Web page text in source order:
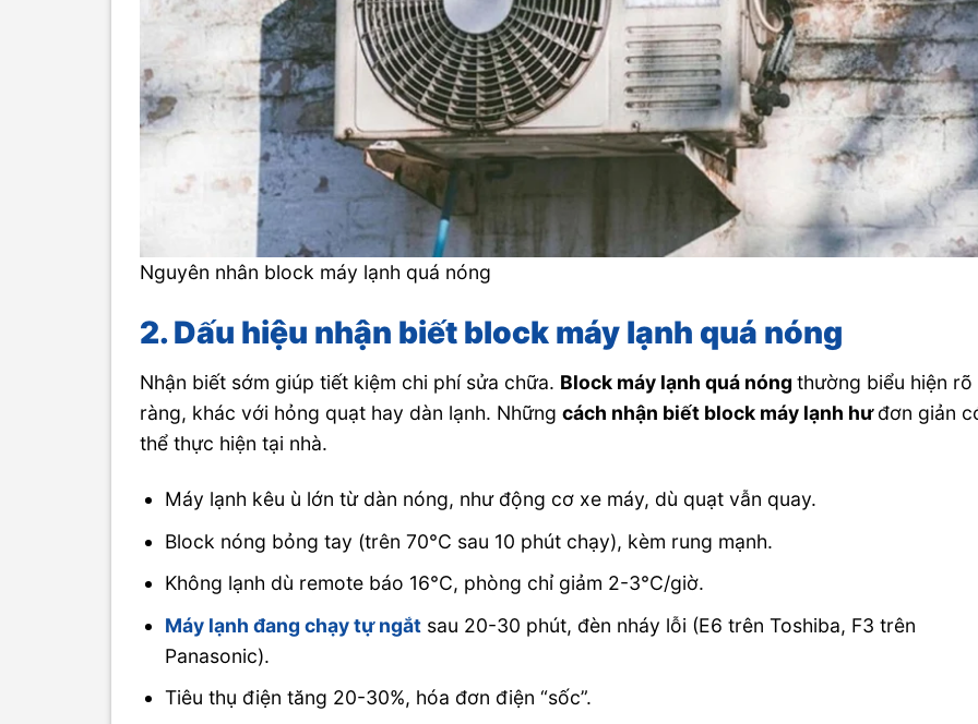
Nguyên nhân block máy lạnh quá nóng
2. Dấu hiệu nhận biết block máy lạnh quá nóng
Nhận biết sớm giúp tiết kiệm chi phí sửa chữa. Block máy lạnh quá nóngthường biểu hiện rõ
ràng, khác với hỏng quạt hay dàn lạnh. Nhữngcách nhận biết block máy lạnh hưđơn giản
thể thực hiện tại nhà.
Máy lạnh kêu ù lớn từ dàn nóng, như động cơ xe máy, dù quạt vẫn quay.
Block nóng bỏng tay (trên 70°C sau 10 phút chạy), kèm rung mạnh.
Không lạnh dù remote báo 16°C, phòng chỉ giảm 2-3°C/giờ.
Máy lạnh đang chạy tự ngắt sau 20-30 phút, đèn nháy lỗi (E6 trên Toshiba, F3 trên
Panasonic).
Tiêu thụ điện tăng 20-30%, hóa đơn điện “sốc”.